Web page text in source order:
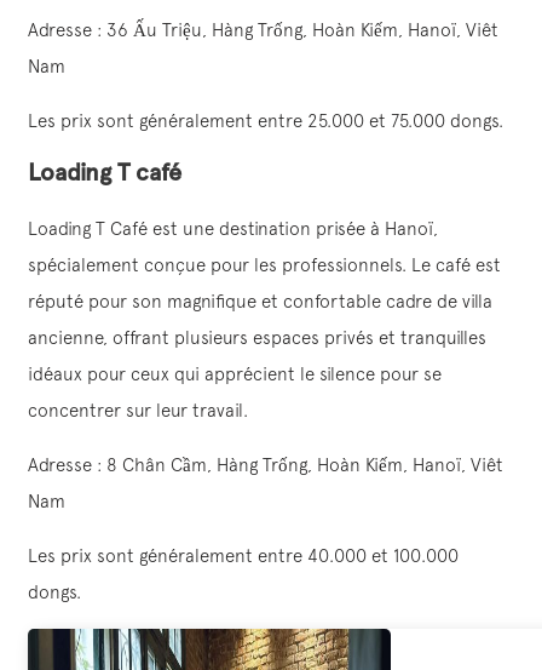
Adresse : 36 Ấu Triệu, Hàng Trống, Hoàn Kiếm, Hanoï, Viêt
Nam
Les prix sont généralement entre 25.000 et 75.000 dongs.
Loading T café
Loading T Café est une destination prisée à Hanoï,
spécialement conçue pour les professionnels. Le café est
réputé pour son magnifique et confortable cadre de villa
ancienne, offrant plusieurs espaces privés et tranquilles
idéaux pour ceux qui apprécient le silence pour se
concentrer sur leur travail.
Adresse : 8 Chân Cầm, Hàng Trống, Hoàn Kiếm, Hanoï, Viêt
Nam
Les prix sont généralement entre 40.000 et 100.000
dongs.